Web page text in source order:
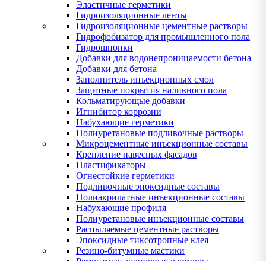
Эластичные герметики
Гидроизоляционные ленты
Гидроизоляционные цементные растворы
Гидрофобизатор для промышленного пола
Гидрошпонки
Добавки для водонепроницаемости бетона
Добавки для бетона
Заполнитель инъекционных смол
Защитные покрытия наливного пола
Кольматирующые добавки
Игнибитор коррозии
Набухающие герметики
Полиуретановые подливочные растворы
Микроцементные инъекционные составы
Крепление навесных фасадов
Пластификаторы
Огнестойкие герметики
Подливочные эпоксидные составы
Полиакрилатные инъекционные составы
Набухающие профиля
Полиуретановые инъекционные составы
Распыляемые цементные растворы
Эпоксидные тиксотропные клея
Резино-битумные мастики